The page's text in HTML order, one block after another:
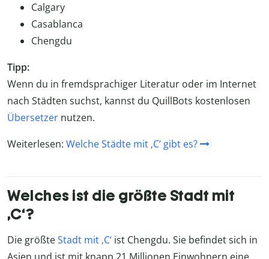
Calgary
Casablanca
Chengdu
Tipp:
Wenn du in fremdsprachiger Literatur oder im Internet
nach Städten suchst, kannst du QuillBots kostenlosen
Übersetzer nutzen.
Weiterlesen: Welche Städte mit ‚C‘ gibt es?
Welches ist die größte Stadt mit
‚C‘?
Die größteStadt mit ‚C‘ ist Chengdu. Sie befindet sich in